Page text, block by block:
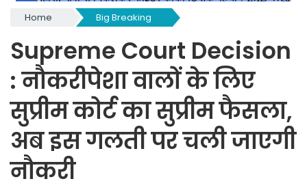
Home Big Breaking
Supreme Court Decision
: नौकरीपेशा वालों के लिए
सुप्रीम कोर्ट का सुप्रीम फैसला,
अब इस गलती पर चली जाएगी
नौकरी